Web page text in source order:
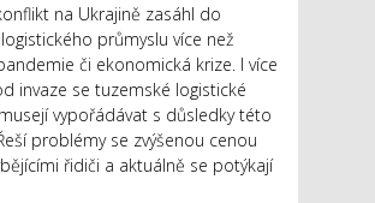
na Ukrajině zasáhl do
průmyslu více než
či ekonomická krize. I více
invaze se tuzemské logistické
vypořádávat s důsledky této
problémy se zvýšenou cenou
řidiči a aktuálně se potýkají